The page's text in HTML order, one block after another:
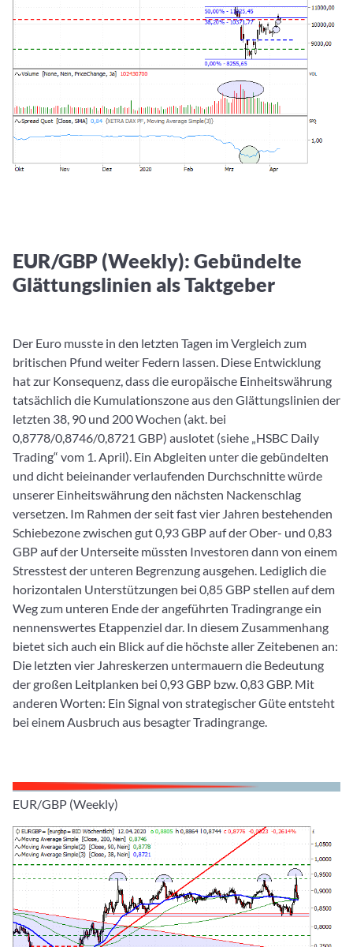
EUR/GBP (Weekly): Gebündelte
Glättungslinien als Taktgeber
Der Euro musste in den letzten Tagen im Vergleich zum
britischen Pfund weiter Federn lassen. Diese Entwicklung
hat zur Konsequenz, dass die europäische Einheitswährung
tatsächlich die Kumulationszone aus den Glättungslinien der
letzten 38, 90 und 200 Wochen (akt. bei
0,8778/0,8746/0,8721 GBP) auslotet (siehe „HSBC Daily
Trading“ vom 1. April). Ein Abgleiten unter die gebündelten
und dicht beieinander verlaufenden Durchschnitte würde
unserer Einheitswährung den nächsten Nackenschlag
versetzen. Im Rahmen der seit fast vier Jahren bestehenden
Schiebezone zwischen gut 0,93 GBP auf der Ober- und 0,83
GBP auf der Unterseite müssten Investoren dann von einem
Stresstest der unteren Begrenzung ausgehen. Lediglich die
horizontalen Unterstützungen bei 0,85 GBP stellen auf dem
Weg zum unteren Ende der angeführten Tradingrange ein
nennenswertes Etappenziel dar. In diesem Zusammenhang
bietet sich auch ein Blick auf die höchste aller Zeitebenen an:
Die letzten vier Jahreskerzen untermauern die Bedeutung
der großen Leitplanken bei 0,93 GBP bzw. 0,83 GBP. Mit
anderen Worten: Ein Signal von strategischer Güte entsteht
bei einem Ausbruch aus besagter Tradingrange.
EUR/GBP (Weekly)